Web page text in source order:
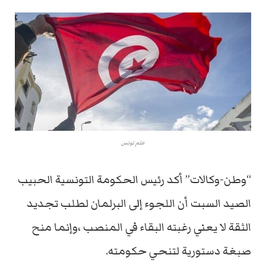
علم تونس
“وطن-وكالات” أكد رئيس الحكومة التونسية الحبيب
الصيد السبت أن اللجوء إلى البرلمان لطلب تجديد
الثقة لا يعني رغبته البقاء في المنصب ،وإنما منح
صبغة دستورية لتنحي حكومته.